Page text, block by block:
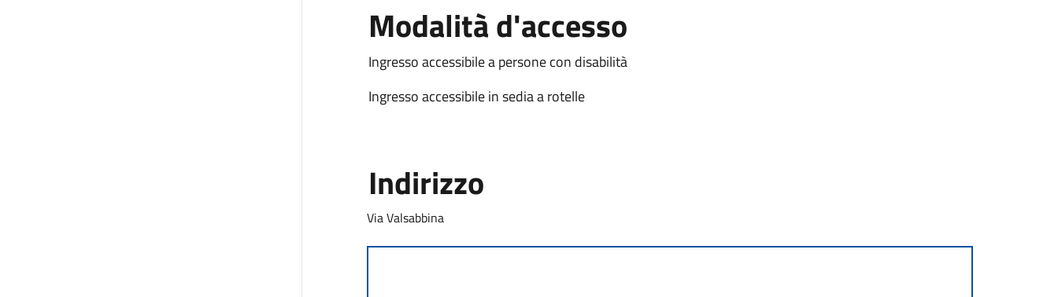
Modalità d'accesso
Ingresso accessibile a persone con disabilità
Ingresso accessibile in sedia a rotelle
Indirizzo
Via Valsabbina